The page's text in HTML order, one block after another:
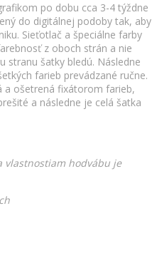
po dobu cca 3-4 týždne
do digitálnej podoby tak, aby
Sieťotlač a špeciálne farby
z oboch strán a nie
stranu šatky bledú. Následne
farieb prevádzané ručne.
a ošetrená fixátorom farieb,
a následne je celá šatka
vlastnostiam hodvábu je